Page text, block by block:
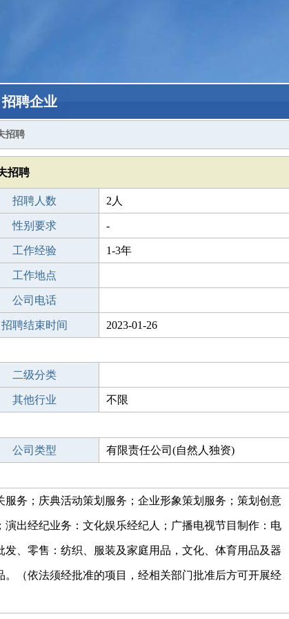
招聘企业
招聘
招聘
招聘人数 2人
性别要求 -
工作经验 1-3年
工作地点
公司电话
招聘结束时间 2023-01-26
二级分类
其他行业 不限
公司类型 有限责任公司(自然人独资)
务；庆典活动策划服务；企业形象策划服务；策划创意
出经纪业务：文化娱乐经纪人；广播电视节目制作：电
、零售：纺织、服装及家庭用品，文化、体育用品及器
（依法须经批准的项目，经相关部门批准后方可开展经